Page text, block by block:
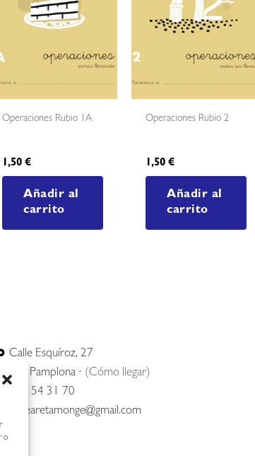
o
Operaciones Rubio 1A
1,50€
Añadir al
carrito
Operaciones Rubio 2
1,50€
Añadir al
carrito
Calle Esquíroz, 27
31007 Pamplona · (Cómo llegar)
687 54 31 70
nerearetamonge@gmail.com